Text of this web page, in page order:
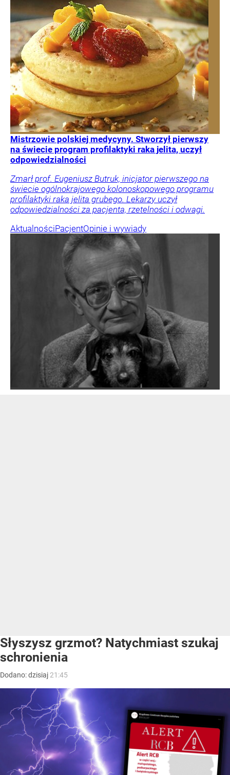
Mistrzowie polskiej medycyny. Stworzył pierwszy
na świecie program profilaktyki raka jelita, uczył
odpowiedzialności
Zmarł prof. Eugeniusz Butruk, inicjator pierwszego na
świecie ogólnokrajowego kolonoskopowego programu
profilaktyki raka jelita grubego. Lekarzy uczył
odpowiedzialności za pacjenta, rzetelności i odwagi.
AktualnościPacjentOpinie i wywiady
Słyszysz grzmot? Natychmiast szukaj
schronienia
Dodano:dzisiaj 21:45